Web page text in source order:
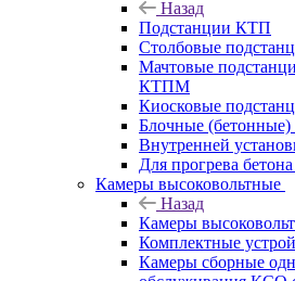
Назад
Подстанции КТП
Столбовые
Мачтовые
КТПМ
Киосковые
Блочные
Внутренней
Для прогрева
Камеры высоковольтные
Назад
Камеры
Комплектные
Камеры сборные